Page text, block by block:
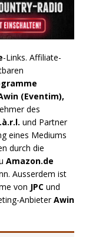
-Links. Affiliate-
(Eventim),
des
und Partner
eines Mediums
durch die
Amazon.de
Ausserdem ist
von JPC und
AnbieterAwin